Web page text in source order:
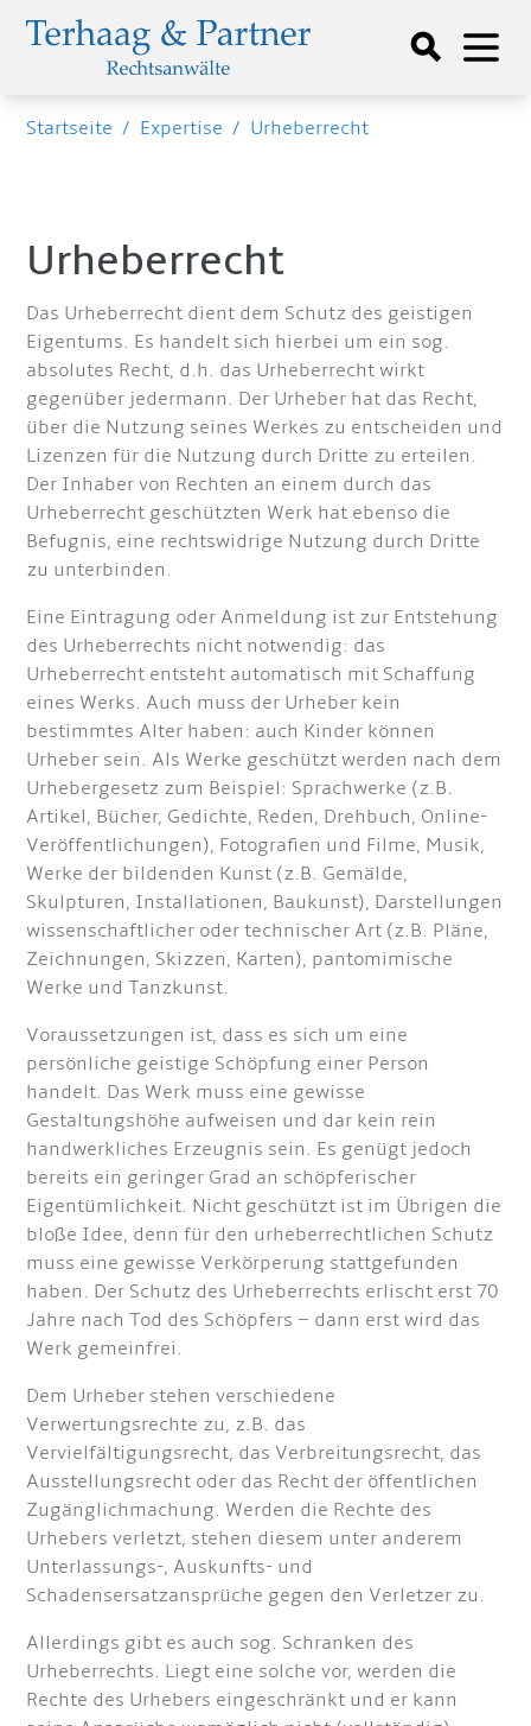
Startseite / Expertise / Urheberrecht
Urheberrecht
Das Urheberrecht dient dem Schutz des geistigen
Eigentums. Es handelt sich hierbei um ein sog.
absolutes Recht, d.h. das Urheberrecht wirkt
gegenüber jedermann. Der Urheber hat das Recht,
über die Nutzung seines Werkes zu entscheiden und
Lizenzen für die Nutzung durch Dritte zu erteilen.
Der Inhaber von Rechten an einem durch das
Urheberrecht geschützten Werk hat ebenso die
Befugnis, eine rechtswidrige Nutzung durch Dritte
zu unterbinden.
Eine Eintragung oder Anmeldung ist zur Entstehung
des Urheberrechts nicht notwendig: das
Urheberrecht entsteht automatisch mit Schaffung
eines Werks. Auch muss der Urheber kein
bestimmtes Alter haben: auch Kinder können
Urheber sein. Als Werke geschützt werden nach dem
Urhebergesetz zum Beispiel: Sprachwerke (z.B.
Artikel, Bücher, Gedichte, Reden, Drehbuch, Online-
Veröffentlichungen), Fotografien und Filme, Musik,
Werke der bildenden Kunst (z.B. Gemälde,
Skulpturen, Installationen, Baukunst), Darstellungen
wissenschaftlicher oder technischer Art (z.B. Pläne,
Zeichnungen, Skizzen, Karten), pantomimische
Werke und Tanzkunst.
Voraussetzungen ist, dass es sich um eine
persönliche geistige Schöpfung einer Person
handelt. Das Werk muss eine gewisse
Gestaltungshöhe aufweisen und dar kein rein
handwerkliches Erzeugnis sein. Es genügt jedoch
bereits ein geringer Grad an schöpferischer
Eigentümlichkeit. Nicht geschützt ist im Übrigen die
bloße Idee, denn für den urheberrechtlichen Schutz
muss eine gewisse Verkörperung stattgefunden
haben. Der Schutz des Urheberrechts erlischt erst 70
Jahre nach Tod des Schöpfers – dann erst wird das
Werk gemeinfrei.
Dem Urheber stehen verschiedene
Verwertungsrechte zu, z.B. das
Vervielfältigungsrecht, das Verbreitungsrecht, das
Ausstellungsrecht oder das Recht der öffentlichen
Zugänglichmachung. Werden die Rechte des
Urhebers verletzt, stehen diesem unter anderem
Unterlassungs-, Auskunfts- und
Schadensersatzansprüche gegen den Verletzer zu.
Allerdings gibt es auch sog. Schranken des
Urheberrechts. Liegt eine solche vor, werden die
Rechte des Urhebers eingeschränkt und er kann